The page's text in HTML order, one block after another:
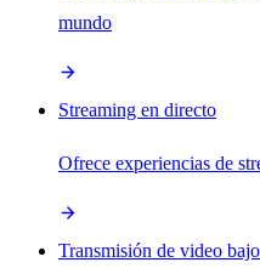
mundo
Streaming en directo
Ofrece experiencias de
Transmisión de video